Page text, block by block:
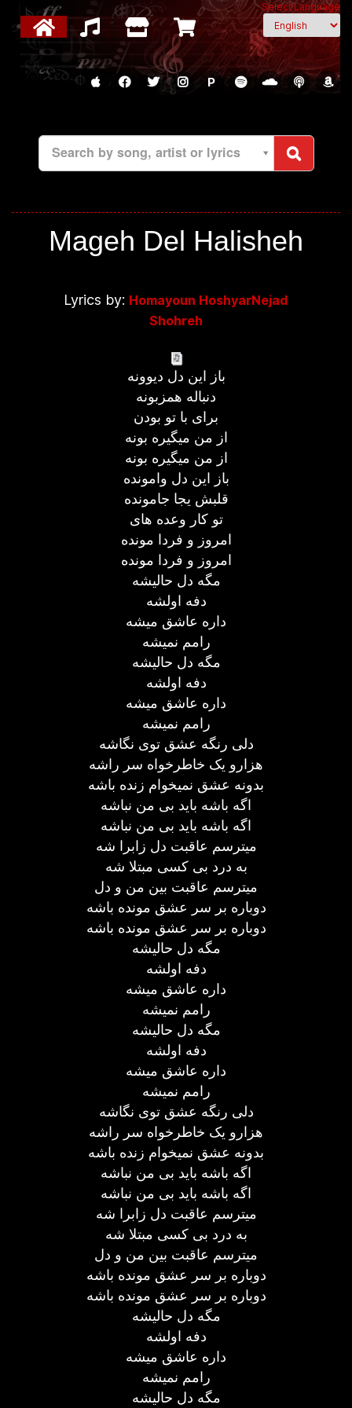
Select Language
P
Search by song, artist or lyrics
Mageh Del Halisheh
Lyrics by: Homayoun HoshyarNejad
Shohreh
باز این دل دیوونه
دنباله همزبونه
برای با تو بودن
از من میگیره بونه
از من میگیره بونه
باز این دل وامونده
قلبش یجا جامونده
تو کار وعده های
امروز و فردا مونده
امروز و فردا مونده
مگه دل حالیشه
دفه اولشه
داره عاشق میشه
رامم نمیشه
مگه دل حالیشه
دفه اولشه
داره عاشق میشه
رامم نمیشه
دلی رنگه عشق توی نگاشه
هزارو یک خاطرخواه سر راشه
بدونه عشق نمیخوام زنده باشه
اگه باشه باید بی من نباشه
اگه باشه باید بی من نباشه
میترسم عاقبت دل زابرا شه
به درد بی کسی مبتلا شه
میترسم عاقبت بین من و دل
دوباره بر سر عشق مونده باشه
دوباره بر سر عشق مونده باشه
مگه دل حالیشه
دفه اولشه
داره عاشق میشه
رامم نمیشه
مگه دل حالیشه
دفه اولشه
داره عاشق میشه
رامم نمیشه
دلی رنگه عشق توی نگاشه
هزارو یک خاطرخواه سر راشه
بدونه عشق نمیخوام زنده باشه
اگه باشه باید بی من نباشه
اگه باشه باید بی من نباشه
میترسم عاقبت دل زابرا شه
به درد بی کسی مبتلا شه
میترسم عاقبت بین من و دل
دوباره بر سر عشق مونده باشه
دوباره بر سر عشق مونده باشه
مگه دل حالیشه
دفه اولشه
داره عاشق میشه
رامم نمیشه
مگه دل حالیشه